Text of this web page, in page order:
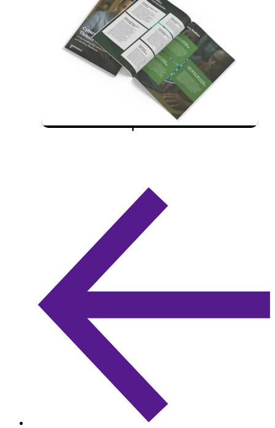
18.06.2026
Whitepaper: Dicas
essenciais de segurança
cibernética para PMEs